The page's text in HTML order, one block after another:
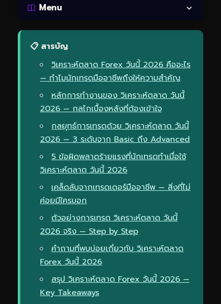
Menu
📋 สารบัญ
วิเคราะห์ตลาด Forex วันนี้ 2026 คืออะไร
— ทำไมนักเทรดมืออาชีพถึงให้ความสำคัญ
หลักการทำงานของ วิเคราะห์ตลาด วันนี้
2026 — กลไกเบื้องหลังที่ต้องเข้าใจ
กลยุทธ์การเทรดด้วย วิเคราะห์ตลาด วันนี้
2026 — 3 ระดับจาก Basic ถึง Advanced
5 ข้อผิดพลาดร้ายแรงที่นักเทรดทำเมื่อใช้
วิเคราะห์ตลาด วันนี้ 2026
เคล็ดลับจากเทรดเดอร์มืออาชีพ — สิ่งที่ไม่
ค่อยมีใครบอก
ตัวอย่างการเทรด วิเคราะห์ตลาด วันนี้
2026 จริง — Step by Step
คำถามที่พบบ่อยเกี่ยวกับ วิเคราะห์ตลาด
Forex วันนี้ 2026
สรุป วิเคราะห์ตลาด Forex วันนี้ 2026 —
Key Takeaways